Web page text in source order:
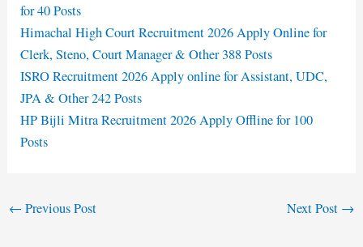
for 40 Posts
Himachal High Court Recruitment 2026 Apply Online for
Clerk, Steno, Court Manager & Other 388 Posts
ISRO Recruitment 2026 Apply online for Assistant, UDC,
JPA & Other 242 Posts
HP Bijli Mitra Recruitment 2026 Apply Offline for 100
Posts
← Previous Post Next Post →